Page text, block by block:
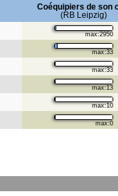
Coéquipiers de son
(RB Leipzig)
max:2950
max:33
max:33
max:13
max:10
max:0